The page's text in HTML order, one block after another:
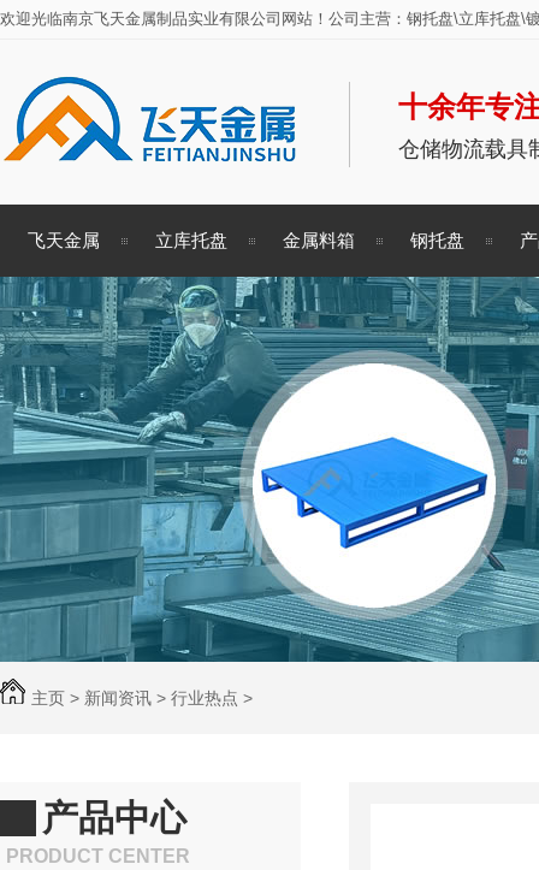
欢迎光临南京飞天金属制品实业有限公司网站！公司主营：钢托盘\立库托盘\
十余年专
仓储物流载具
飞天金属 立库托盘 金属料箱 钢托盘
主页 > 新闻资讯 > 行业热点 >
产品中心
PRODUCT CENTER